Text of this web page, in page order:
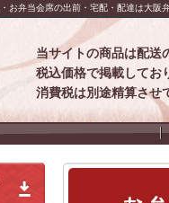
お弁当会席の出前・宅配・配達は大
当サイトの商品は配送
税込価格で掲載してお
消費税は別途精算させ